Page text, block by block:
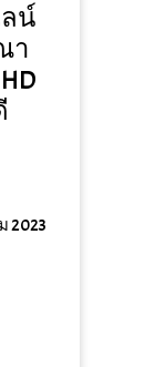
น์
า
2023